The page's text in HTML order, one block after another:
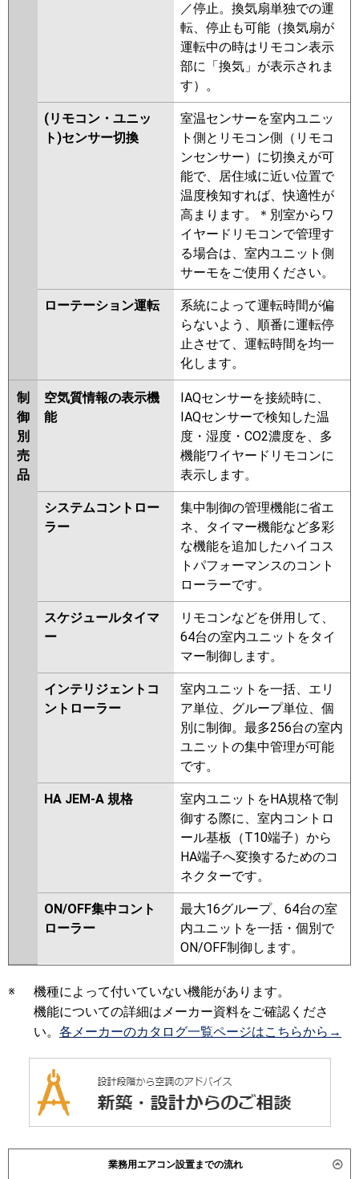
／停止。換気扇単独での運
転、停止も可能（換気扇が
運転中の時はリモコン表示
部に「換気」が表示されま
す）。
(リモコン・ユニッ
ト)センサー切換
室温センサーを室内ユニッ
ト側とリモコン側（リモコ
ンセンサー）に切換えが可
能で、居住域に近い位置で
温度検知すれば、快適性が
高まります。＊別室からワ
イヤードリモコンで管理す
る場合は、室内ユニット側
サーモをご使用ください。
ローテーション運転
系統によって運転時間が偏
らないよう、順番に運転停
止させて、運転時間を均一
化します。
制
御
別
売
品
空気質情報の表示機
能
IAQセンサーを接続時に、
IAQセンサーで検知した温
度・湿度・CO2濃度を、多
機能ワイヤードリモコンに
表示します。
システムコントロー
ラー
集中制御の管理機能に省エ
ネ、タイマー機能など多彩
な機能を追加したハイコス
トパフォーマンスのコント
ローラーです。
スケジュールタイマ
ー
リモコンなどを併用して、
64台の室内ユニットをタイ
マー制御します。
インテリジェントコ
ントローラー
室内ユニットを一括、エリ
ア単位、グループ単位、個
別に制御。最多256台の室内
ユニットの集中管理が可能
です。
HA JEM-A 規格
室内ユニットをHA規格で制
御する際に、室内コントロ
ール基板（T10端子）から
HA端子へ変換するためのコ
ネクターです。
ON/OFF集中コント
ローラー
最大16グループ、64台の室
内ユニットを一括・個別で
ON/OFF制御します。
※
機種によって付いていない機能があります。
機能についての詳細はメーカー資料をご確認くださ
い。 各メーカーのカタログ一覧ページはこちらから→
業務用エアコン設置までの流れ